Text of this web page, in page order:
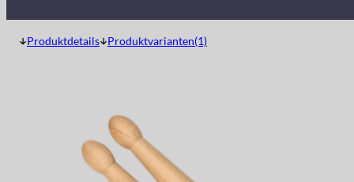
Produktdetails Produktvarianten(1)